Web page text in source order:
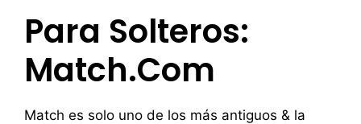
Para Solteros:
Match.com
Match es solo uno de los más antiguos & la